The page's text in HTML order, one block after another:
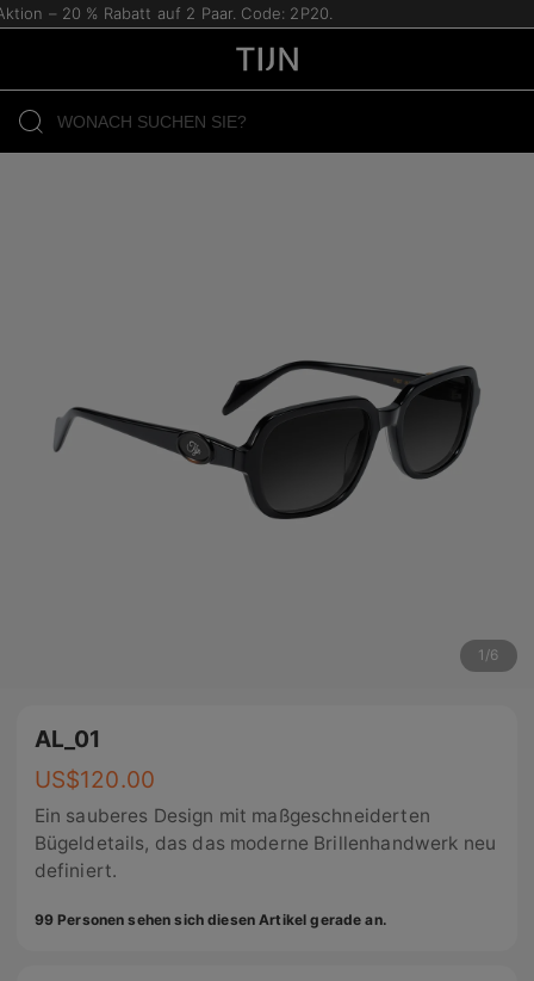
– 20 % Rabatt auf 2 Paar. Code: 2P20.
1 /6
AL_01
US$120.00
Ein sauberes Design mit maßgeschneiderten
Bügeldetails, das das moderne Brillenhandwerk neu
definiert.
99 Personen sehen sich diesen Artikel gerade an.